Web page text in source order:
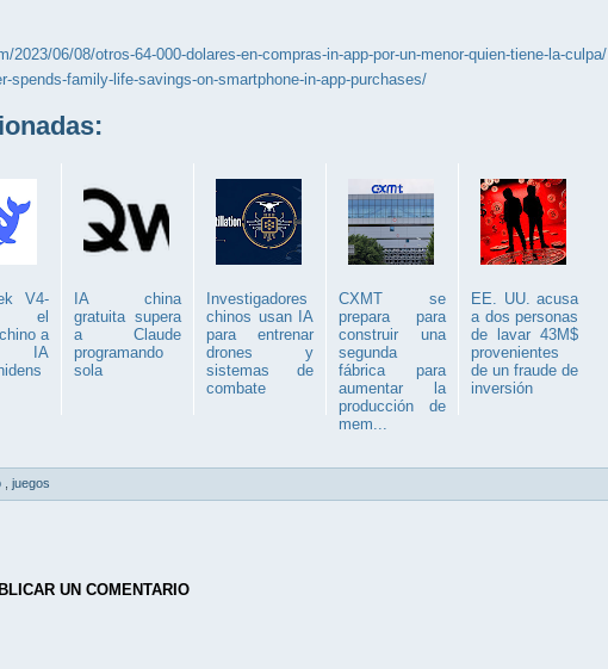
2023/06/08/otros-64-000-dolares-en-compras-in-app-por-un-menor-quien-tiene-la-culpa/
spends-family-life-savings-on-smartphone-in-app-purchases/
V4-
el
a
IA china
gratuita supera
a Claude
programando
sola
Investigadores
chinos usan IA
para entrenar
drones y
sistemas de
combate
CXMT se
prepara para
construir una
segunda
fábrica para
aumentar la
producción de
mem...
EE. UU. acusa
a dos personas
de lavar 43M$
provenientes
de un fraude de
inversión
juegos
UN COMENTARIO